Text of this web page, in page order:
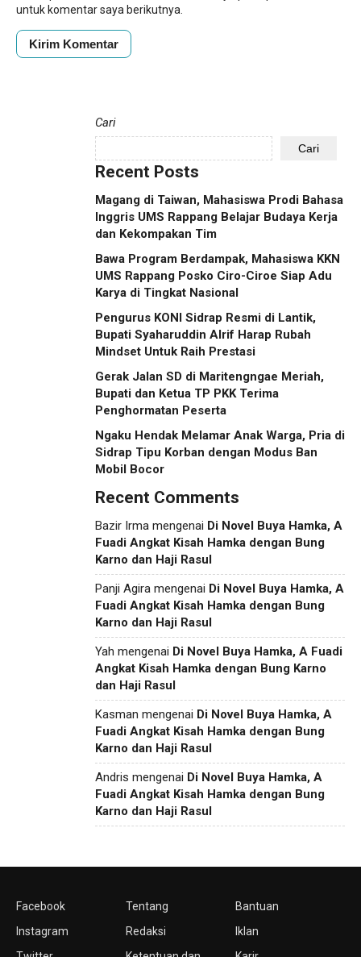
untuk komentar saya berikutnya.
Cari
Cari
Recent Posts
Magang di Taiwan, Mahasiswa Prodi Bahasa
Inggris UMS Rappang Belajar Budaya Kerja
dan Kekompakan Tim
Bawa Program Berdampak, Mahasiswa KKN
UMS Rappang Posko Ciro-Ciroe Siap Adu
Karya di Tingkat Nasional
Pengurus KONI Sidrap Resmi di Lantik,
Bupati Syaharuddin Alrif Harap Rubah
Mindset Untuk Raih Prestasi
Gerak Jalan SD di Maritengngae Meriah,
Bupati dan Ketua TP PKK Terima
Penghormatan Peserta
Ngaku Hendak Melamar Anak Warga, Pria di
Sidrap Tipu Korban dengan Modus Ban
Mobil Bocor
Recent Comments
Bazir Irma mengenai Di Novel Buya Hamka, A
Fuadi Angkat Kisah Hamka dengan Bung
Karno dan Haji Rasul
Panji Agira mengenai Di Novel Buya Hamka, A
Fuadi Angkat Kisah Hamka dengan Bung
Karno dan Haji Rasul
Yah mengenai Di Novel Buya Hamka, A Fuadi
Angkat Kisah Hamka dengan Bung Karno
dan Haji Rasul
Kasman mengenai Di Novel Buya Hamka, A
Fuadi Angkat Kisah Hamka dengan Bung
Karno dan Haji Rasul
Andris mengenai Di Novel Buya Hamka, A
Fuadi Angkat Kisah Hamka dengan Bung
Karno dan Haji Rasul
Facebook
Instagram
Tentang
Redaksi
Bantuan
Iklan